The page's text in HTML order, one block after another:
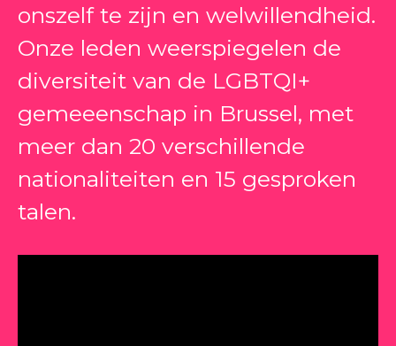
onszelf te zijn en welwillendheid.
Onze leden weerspiegelen de
diversiteit van de LGBTQI+
gemeeenschap in Brussel, met
meer dan 20 verschillende
nationaliteiten en 15 gesproken
talen.